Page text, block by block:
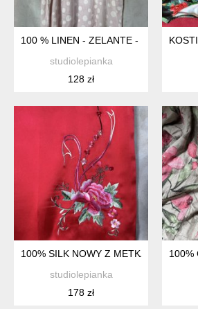
100 % LINEN - ZELANTE - PUDROWY
studiolepianka
128 zł
100% SILK NOWY Z METKAMI
studiolepianka
178 zł
100%